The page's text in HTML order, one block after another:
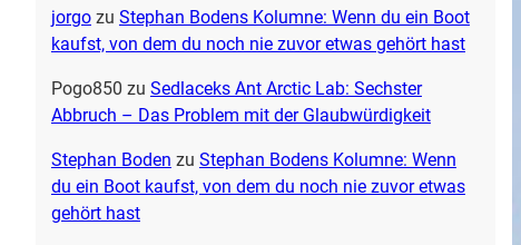
jorgozu Stephan Bodens Kolumne: Wenn du ein Boot
kaufst, von dem du noch nie zuvor etwas gehört hast
Pogo850 zu Sedlaceks Ant Arctic Lab: Sechster
Abbruch – Das Problem mit der Glaubwürdigkeit
Stephan Boden zu Stephan Bodens Kolumne: Wenn
du ein Boot kaufst, von dem du noch nie zuvor etwas
gehört hast